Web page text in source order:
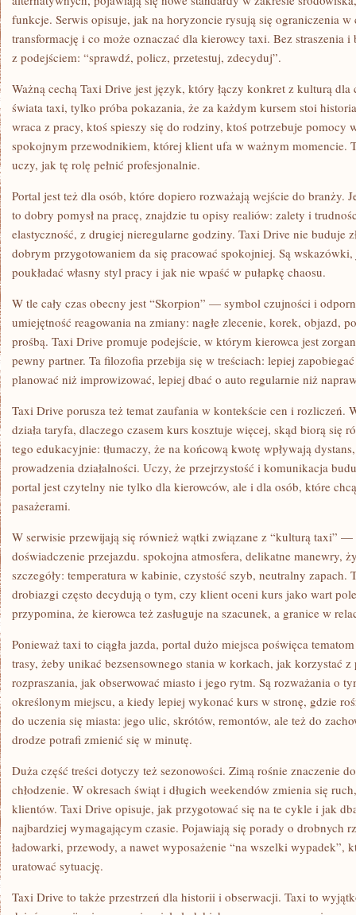
funkcje. Serwis opisuje, jak na horyzoncie rysują się ograniczenia w
transformację i co może oznaczać dla kierowcy taxi. Bez straszenia
z podejściem: “sprawdź, policz, przetestuj, zdecyduj”.
Ważną cechą Taxi Drive jest język, który łączy konkret z kulturą
świata taxi, tylko próba pokazania, że za każdym kursem stoi
wraca z pracy, ktoś spieszy się do rodziny, ktoś potrzebuje pomocy
spokojnym przewodnikiem, której klient ufa w ważnym momencie.
uczy, jak tę rolę pełnić profesjonalnie.
Portal jest też dla osób, które dopiero rozważają wejście do branży.
to dobry pomysł na pracę, znajdzie tu opisy realiów: zalety i
elastyczność, z drugiej nieregularne godziny. Taxi Drive nie buduje
dobrym przygotowaniem da się pracować spokojniej. Są
poukładać własny styl pracy i jak nie wpaść w pułapkę chaosu.
W tle cały czas obecny jest “Skorpion” — symbol czujności i
umiejętność reagowania na zmiany: nagłe zlecenie, korek, objazd,
prośbą. Taxi Drive promuje podejście, w którym kierowca jest
pewny partner. Ta filozofia przebija się w treściach: lepiej
planować niż improwizować, lepiej dbać o auto regularnie niż
Taxi Drive porusza też temat zaufania w kontekście cen i rozliczeń.
działa taryfa, dlaczego czasem kurs kosztuje więcej, skąd biorą się
tego edukacyjnie: tłumaczy, że na końcową kwotę wpływają
prowadzenia działalności. Uczy, że przejrzystość i komunikacja
portal jest czytelny nie tylko dla kierowców, ale i dla osób, które
pasażerami.
W serwisie przewijają się również wątki związane z “kulturą taxi”
doświadczenie przejazdu. spokojna atmosfera, delikatne manewry,
szczegóły: temperatura w kabinie, czystość szyb, neutralny zapach.
drobiazgi często decydują o tym, czy klient oceni kurs jako wart
przypomina, że kierowca też zasługuje na szacunek, a granice w
Ponieważ taxi to ciągła jazda, portal dużo miejsca poświęca
trasy, żeby unikać bezsensownego stania w korkach, jak korzystać
rozpraszania, jak obserwować miasto i jego rytm. Są rozważania o
określonym miejscu, a kiedy lepiej wykonać kurs w stronę, gdzie
do uczenia się miasta: jego ulic, skrótów, remontów, ale też do
drodze potrafi zmienić się w minutę.
Duża część treści dotyczy też sezonowości. Zimą rośnie znaczenie
chłodzenie. W okresach świąt i długich weekendów zmienia się
klientów. Taxi Drive opisuje, jak przygotować się na te cykle i jak
najbardziej wymagającym czasie. Pojawiają się porady o drobnych
ładowarki, przewody, a nawet wyposażenie “na wszelki wypadek”,
uratować sytuację.
Taxi Drive to także przestrzeń dla historii i obserwacji. Taxi to